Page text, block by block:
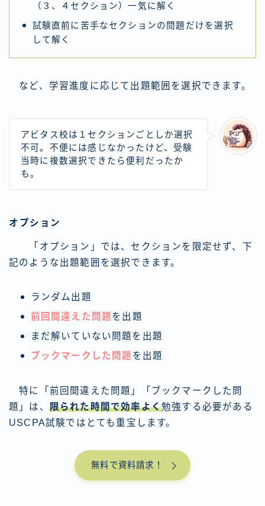
（３、４セクション）一気に解く
試験直前に苦手なセクションの問題だけを選択
して解く
など、学習進度に応じて出題範囲を選択できます。
アビタス校は１セクションごとしか選択
不可。不便には感じなかったけど、受験
当時に複数選択できたら便利だったか
も。
オプション
「オプション」では、セクションを限定せず、下
記のような出題範囲を選択できます。
ランダム出題
前回間違えた問題を出題
まだ解いていない問題を出題
ブックマークした問題 を出題
特に「前回間違えた問題」「ブックマークした問
題」は、 限られた時間で効率よく勉強する必要がある
USCPA試験ではとても重宝します。
無料で資料請求！